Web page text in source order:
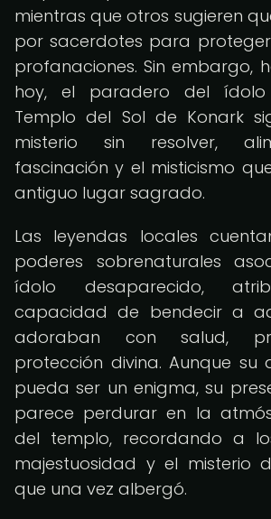
mientras que otros sugieren
por sacerdotes para
profanaciones. Sin embargo,
hoy, el paradero del
Templo del Sol de Konark
misterio sin resolver,
fascinación y el misticismo
antiguo lugar sagrado.
Las leyendas locales
poderes sobrenaturales
ídolo desaparecido,
capacidad de bendecir a
adoraban con salud,
protección divina. Aunque su
pueda ser un enigma, su
parece perdurar en la
del templo, recordando a
majestuosidad y el misterio
que una vez albergó.